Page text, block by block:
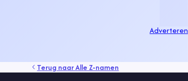
Adverteren
Terug naarAlle Z-namen